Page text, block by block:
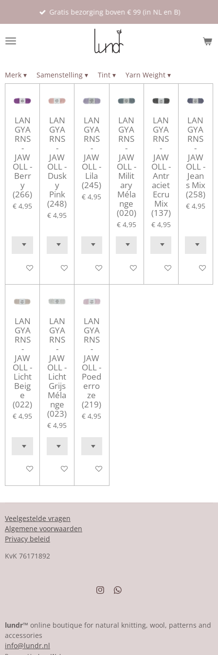
de
Gratis bezorging boven € 99 (in NL en B)
Merk ▾ Samenstelling ▾ Tint ▾ Yarn Weight ▾
LAN
GYA
RNS
-
JAW
OLL -
Berr
y
(266)
€ 4,95
In winkelwagen
LAN
GYA
RNS
-
JAW
OLL -
Dusk
y
Pink
(248)
€ 4,95
In winkelwagen
LAN
GYA
RNS
-
JAW
OLL -
Lila
(245)
€ 4,95
In winkelwagen
LAN
GYA
RNS
-
JAW
OLL -
Milit
ary
Méla
nge
(020)
€ 4,95
In winkelwagen
LAN
GYA
RNS
-
JAW
OLL -
Antr
aciet
Ecru
Mix
(137)
€ 4,95
In winkelwagen
LAN
GYA
RNS
-
JAW
OLL -
Jean
s Mix
(258)
€ 4,95
In
LAN
GYA
RNS
-
JAW
OLL -
Licht
Beig
e
(022)
€ 4,95
In winkelwagen
LAN
GYA
RNS
-
JAW
OLL -
Licht
Grijs
Méla
nge
(023)
€ 4,95
In winkelwagen
LAN
GYA
RNS
-
JAW
OLL -
Poed
erro
ze
(219)
€ 4,95
In winkelwagen
Veelgestelde vragen
Algemene voorwaarden
Privacy beleid
KvK 76171892
I
a
W
s
lundr™ online boutique for natural knitting, wool, patterns and
accessories
info@lundr.nl